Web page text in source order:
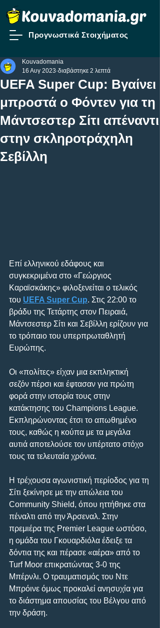
Προγνωστικά Στοιχήματος
UEFA Super Cup: Βγαίνει
μπροστά ο Φόντεν για τη
Μάντσεστερ Σίτι απέναντι
στην σκληροτράχηλη
Σεβίλλη
Kouvadomania
16 Αυγ 2023 διαβάστηκε 2 λεπτά
Επί ελληνικού εδάφους και
συγκεκριμένα στο «Γεώργιος
Καραϊσκάκης» φιλοξενείται ο τελικός
του UEFA Super Cup. Στις 22:00 το
βράδυ της Τετάρτης στον Πειραιά,
Μάντσεστερ Σίτι και Σεβίλλη ερίζουν για
το τρόπαιο του υπερπρωταθλητή
Ευρώπης.
Οι «πολίτες» είχαν μια εκπληκτική
σεζόν πέρσι και έφτασαν για πρώτη
φορά στην ιστορία τους στην
κατάκτησης του Champions League.
Εκπληρώνοντας έτσι το απωθημένο
τους, καθώς η κούπα με τα μεγάλα
αυτιά αποτελούσε τον υπέρτατο στόχο
τους τα τελευταία χρόνια.
Η τρέχουσα αγωνιστική περίοδος για τη
Σίτι ξεκίνησε με την απώλεια του
Community Shield, όπου ηττήθηκε στα
πέναλτι από την Άρσεναλ. Στην
πρεμιέρα της Premier League ωστόσο,
η ομάδα του Γκουαρδιόλα έδειξε τα
δόντια της και πέρασε «αέρα» από το
Turf Moor επικρατώντας 3-0 της
Μπέρνλι. Ο τραυματισμός του Ντε
Μπρόινε όμως προκαλεί ανησυχία για
το διάστημα απουσίας του Βέλγου από
την δράση.